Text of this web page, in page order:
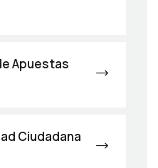
Apuestas
Ciudadana